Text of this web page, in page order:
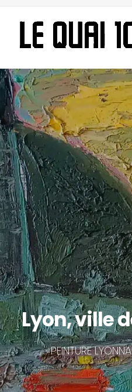
Lyon, ville
PEINTURE